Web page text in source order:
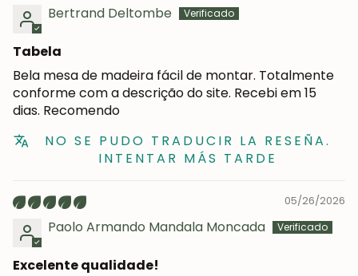
Bertrand Deltombe
Tabela
Bela mesa de madeira fácil de montar. Totalmente
conforme com a descrição do site. Recebi em 15
dias. Recomendo
NO SE PUDO TRADUCIR LA RESEÑA.
INTENTAR MÁS TARDE
05/26/2026
Paolo Armando Mandala Moncada
Excelente qualidade!